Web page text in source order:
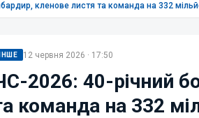
кленове листя та команда на 332
ІНШЕ 12 червня 2026 · 17:50
2026: 40-річний
команда на 332